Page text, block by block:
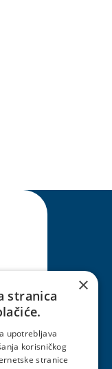
×
stranica
upotrebljava
korisničkog
stranice